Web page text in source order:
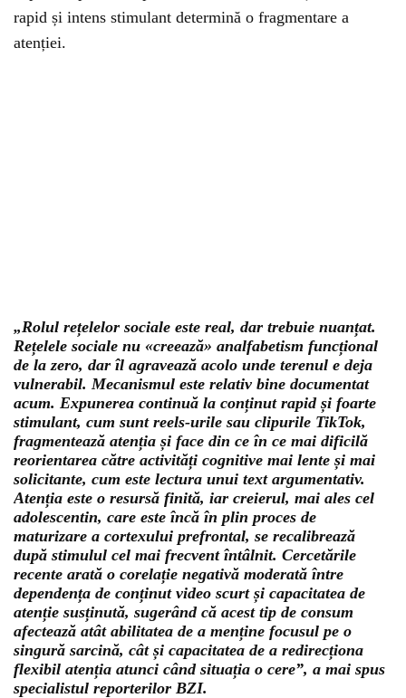
rapid și intens stimulant determină o fragmentare a
atenției.
„Rolul rețelelor sociale este real, dar trebuie nuanțat.
Rețelele sociale nu «creează» analfabetism funcțional
de la zero, dar îl agravează acolo unde terenul e deja
vulnerabil. Mecanismul este relativ bine documentat
acum. Expunerea continuă la conținut rapid și foarte
stimulant, cum sunt reels-urile sau clipurile TikTok,
fragmentează atenția și face din ce în ce mai dificilă
reorientarea către activități cognitive mai lente și mai
solicitante, cum este lectura unui text argumentativ.
Atenția este o resursă finită, iar creierul, mai ales cel
adolescentin, care este încă în plin proces de
maturizare a cortexului prefrontal, se recalibrează
după stimulul cel mai frecvent întâlnit. Cercetările
recente arată o corelație negativă moderată între
dependența de conținut video scurt și capacitatea de
atenție susținută, sugerând că acest tip de consum
afectează atât abilitatea de a menține focusul pe o
singură sarcină, cât și capacitatea de a redirecționa
flexibil atenția atunci când situația o cere”, a mai spus
specialistul reporterilor BZI.